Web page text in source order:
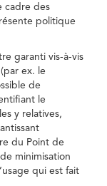
cadre des
politique
garanti vis-à-vis
ex. le
de
le
y relatives,
du Point de
minimisation
qui est fait